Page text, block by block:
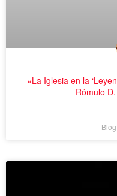
«La Iglesia en la
Rómulo